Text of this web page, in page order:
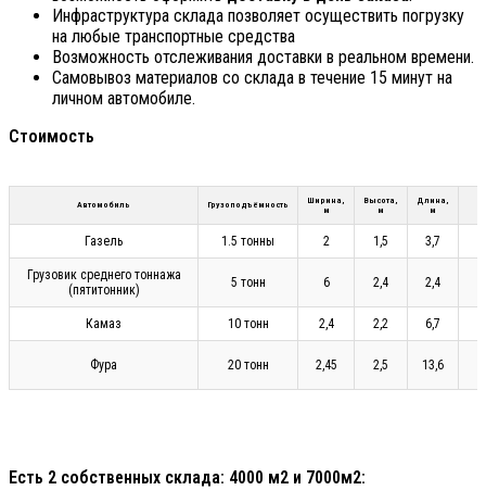
Инфраструктура склада позволяет осуществить погрузку
на любые транспортные средства
Возможность отслеживания доставки в реальном времени.
Самовывоз материалов со склада в течение 15 минут на
личном автомобиле.
Стоимость
Автомобиль Грузоподъёмность
Ширина,
м
Высота,
м
Длина,
м
Газель 1.5 тонны 2 1,5 3,7
Грузовик среднего тоннажа
(пятитонник)
5 тонн 6 2,4 2,4
Камаз 10 тонн 2,4 2,2 6,7
Фура 20 тонн 2,45 2,5 13,6
Есть 2 собственных склада: 4000 м2 и 7000м2: